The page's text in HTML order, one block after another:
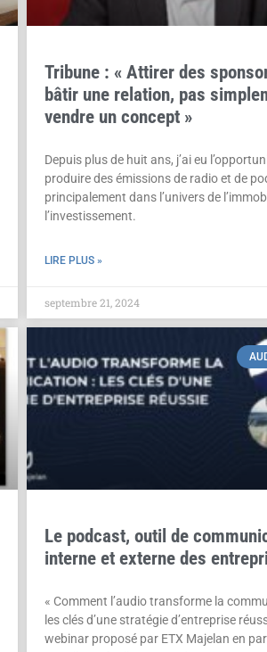
Tribune : « Attirer des
bâtir une relation, pas
vendre un concept »
Depuis plus de huit ans, j’ai eu
produire des émissions de radio et de
principalement dans l’univers de
l’investissement.
LIRE PLUS »
septembre 21, 2024
Le podcast, outil de
interne et externe des
« Comment l’audio transforme la
les clés d’une stratégie d’entreprise
webinar proposé par ETX Majelan en